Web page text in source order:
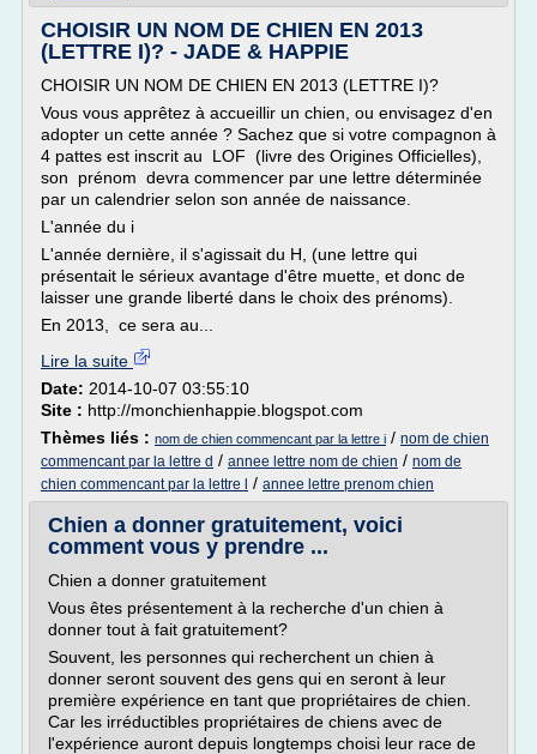
CHOISIR UN NOM DE CHIEN EN 2013
(LETTRE I)? - JADE & HAPPIE
CHOISIR UN NOM DE CHIEN EN 2013 (LETTRE I)?
Vous vous apprêtez à accueillir un chien, ou envisagez d'en
adopter un cette année ? Sachez que si votre compagnon à
4 pattes est inscrit au LOF (livre des Origines Officielles),
son prénom devra commencer par une lettre déterminée
par un calendrier selon son année de naissance.
L'année du i
L'année dernière, il s'agissait du H, (une lettre qui
présentait le sérieux avantage d'être muette, et donc de
laisser une grande liberté dans le choix des prénoms).
En 2013, ce sera au...
Lire la suite
Date: 2014-10-07 03:55:10
Site : http://monchienhappie.blogspot.com
Thèmes liés : nom de chien commencant par la lettre i / nom de chien
commencant par la lettre d / annee lettre nom de chien / nom de
chien commencant par la lettre l
/ annee lettre prenom chien
Chien a donner gratuitement, voici
comment vous y prendre ...
Chien a donner gratuitement
Vous êtes présentement à la recherche d'un chien à
donner tout à fait gratuitement?
Souvent, les personnes qui recherchent un chien à
donner seront souvent des gens qui en seront à leur
première expérience en tant que propriétaires de chien.
Car les irréductibles propriétaires de chiens avec de
l'expérience auront depuis longtemps choisi leur race de